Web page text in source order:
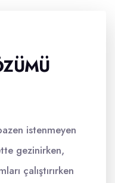
istenmeyen
gezinirken,
çalıştırırken